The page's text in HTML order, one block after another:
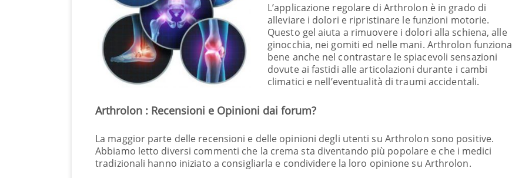
L’applicazione regolare di Arthrolon è in grado di
alleviare i dolori e ripristinare le funzioni motorie.
Questo gel aiuta a rimuovere i dolori alla schiena, alle
ginocchia, nei gomiti ed nelle mani. Arthrolon funziona
bene anche nel contrastare le spiacevoli sensazioni
dovute ai fastidi alle articolazioni durante i cambi
climatici e nell’eventualità di traumi accidentali.
Arthrolon : Recensioni e Opinioni dai forum?
La maggior parte delle recensioni e delle opinioni degli utenti su Arthrolon sono positive.
Abbiamo letto diversi commenti che la crema sta diventando più popolare e che i medici
tradizionali hanno iniziato a consigliarla e condividere la loro opinione su Arthrolon.